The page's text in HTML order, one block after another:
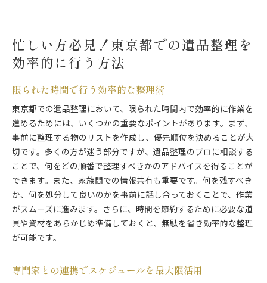
忙しい方必見！東京都での遺品整理を
効率的に行う方法
限られた時間で行う効率的な整理術
東京都での遺品整理において、限られた時間内で効率的に作業を
進めるためには、いくつかの重要なポイントがあります。まず、
事前に整理する物のリストを作成し、優先順位を決めることが大
切です。多くの方が迷う部分ですが、遺品整理のプロに相談する
ことで、何をどの順番で整理すべきかのアドバイスを得ることが
できます。また、家族間での情報共有も重要です。何を残すべき
か、何を処分して良いのかを事前に話し合っておくことで、作業
がスムーズに進みます。さらに、時間を節約するために必要な道
具や資材をあらかじめ準備しておくと、無駄を省き効率的な整理
が可能です。
専門家との連携でスケジュールを最大限活用